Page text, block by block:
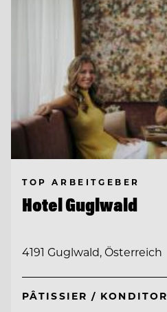
TOP ARBEITGEBER
Hotel Guglwald
4191 Guglwald, Österreich
PÂTISSIER / KONDITOR